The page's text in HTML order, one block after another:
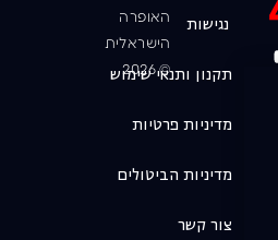
האופרה
הישראלית
© 2026
נגישות
תקנון ותנאי שימוש
מדיניות פרטיות
מדיניות הביטולים
צור קשר